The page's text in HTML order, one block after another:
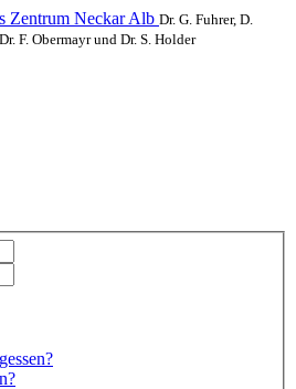
Zentrum Neckar Alb Dr. G. Fuhrer, D.
F. Obermayr und Dr. S. Holder